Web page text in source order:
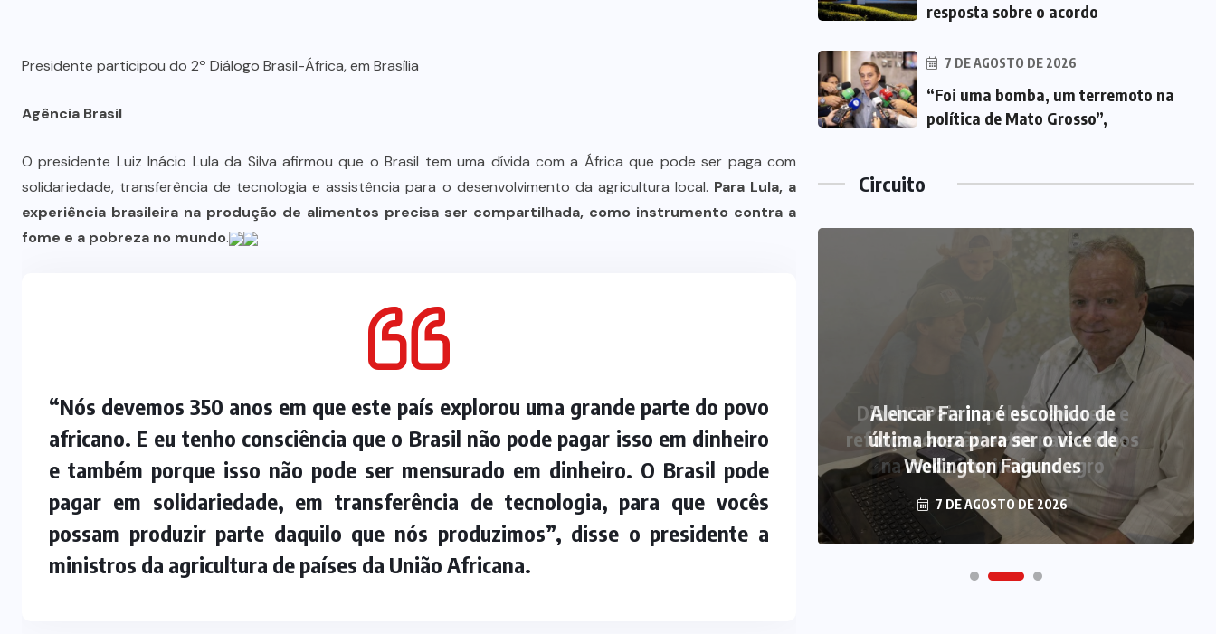
Presidente participou do 2º Diálogo Brasil-África, em Brasília
Agência Brasil
O presidente Luiz Inácio Lula da Silva afirmou que o Brasil tem uma dívida com a África que pode ser paga com
solidariedade, transferência de tecnologia e assistência para o desenvolvimento da agricultura local. Para Lula, a
experiência brasileira na produção de alimentos precisa ser compartilhada, como instrumento contra a
fome e a pobreza no mundo.
“Nós devemos 350 anos em que este país explorou uma grande parte do povo
africano. E eu tenho consciência que o Brasil não pode pagar isso em dinheiro
e também porque isso não pode ser mensurado em dinheiro. O Brasil pode
pagar em solidariedade, em transferência de tecnologia, para que vocês
possam produzir parte daquilo que nós produzimos”, disse o presidente a
ministros da agricultura de países da União Africana.
resposta sobre o acordo
7 DE AGOSTO DE 2026
“Foi uma bomba, um terremoto na
política de Mato Grosso”,
Circuito
Prefeito Abilio Brunini recebe a
mais alta honraria da Rotam em
Cuiabá
7 DE AGOSTO DE 2026
Dia dos Pais impulsiona varejo e
reforça conexão entre pais e filhos
na moda inspirada no agro
7 DE AGOSTO DE 2026
Alencar Farina é escolhido de
última hora para ser o vice de
Wellington Fagundes
7 DE AGOSTO DE 2026